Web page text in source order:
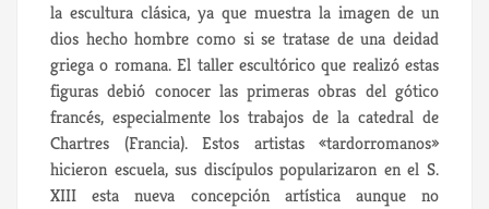
la escultura clásica, ya que muestra la imagen de un
dios hecho hombre como si se tratase de una deidad
griega o romana. El taller escultórico que realizó estas
figuras debió conocer las primeras obras del gótico
francés, especialmente los trabajos de la catedral de
Chartres (Francia). Estos artistas «tardorromanos»
hicieron escuela, sus discípulos popularizaron en el S.
XIII esta nueva concepción artística aunque no